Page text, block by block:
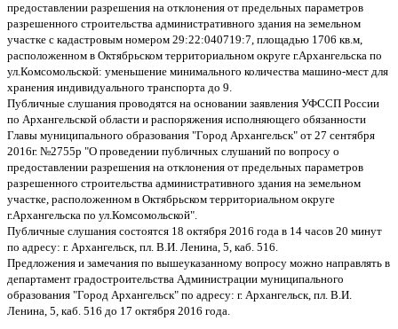
предоставлении разрешения на отклонения от предельных параметров
разрешенного строительства административного здания на земельном
участке с кадастровым номером 29:22:040719:7, площадью 1706 кв.м,
расположенном в Октябрьском территориальном округе г.Архангельска по
ул.Комсомольской: уменьшение минимального количества машино-мест для
хранения индивидуального транспорта до 9.
Публичные слушания проводятся на основании заявления УФССП России
по Архангельской области и распоряжения исполняющего обязанности
Главы муниципального образования "Город Архангельск" от 27 сентября
2016г. №2755р "О проведении публичных слушаний по вопросу о
предоставлении разрешения на отклонения от предельных параметров
разрешенного строительства административного здания на земельном
участке, расположенном в Октябрьском территориальном округе
г.Архангельска по ул.Комсомольской".
Публичные слушания состоятся 18 октября 2016 года в 14 часов 20 минут
по адресу: г. Архангельск, пл. В.И. Ленина, 5, каб. 516.
Предложения и замечания по вышеуказанному вопросу можно направлять в
департамент градостроительства Администрации муниципального
образования "Город Архангельск" по адресу: г. Архангельск, пл. В.И.
Ленина, 5, каб. 516 до 17 октября 2016 года.